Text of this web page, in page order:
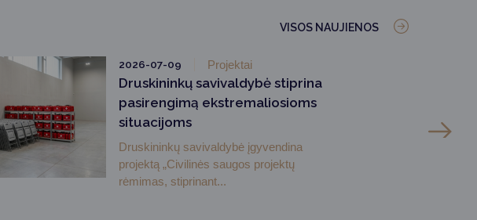
VISOS NAUJIENOS
2026-07-09 Projektai
Druskininkų savivaldybė stiprina
pasirengimą ekstremaliosioms
situacijoms
Druskininkų savivaldybė įgyvendina
projektą „Civilinės saugos projektų
rėmimas, stiprinant...